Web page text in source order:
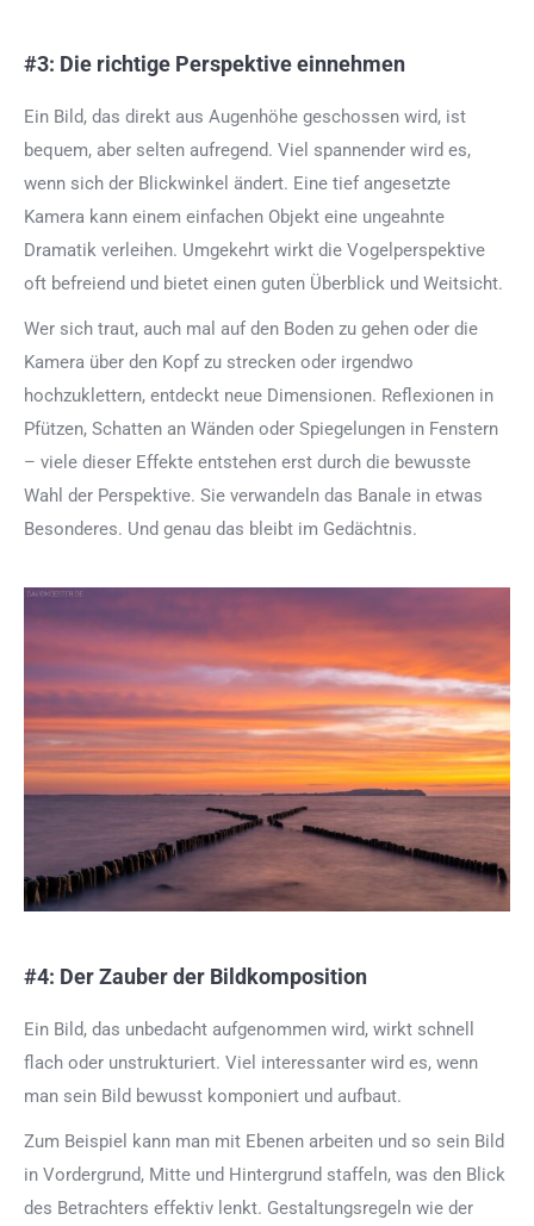
#3: Die richtige Perspektive einnehmen
Ein Bild, das direkt aus Augenhöhe geschossen wird, ist
bequem, aber selten aufregend. Viel spannender wird es,
wenn sich der Blickwinkel ändert. Eine tief angesetzte
Kamera kann einem einfachen Objekt eine ungeahnte
Dramatik verleihen. Umgekehrt wirkt die Vogelperspektive
oft befreiend und bietet einen guten Überblick und Weitsicht.
Wer sich traut, auch mal auf den Boden zu gehen oder die
Kamera über den Kopf zu strecken oder irgendwo
hochzuklettern, entdeckt neue Dimensionen. Reflexionen in
Pfützen, Schatten an Wänden oder Spiegelungen in Fenstern
– viele dieser Effekte entstehen erst durch die bewusste
Wahl der Perspektive. Sie verwandeln das Banale in etwas
Besonderes. Und genau das bleibt im Gedächtnis.
#4: Der Zauber der Bildkomposition
Ein Bild, das unbedacht aufgenommen wird, wirkt schnell
flach oder unstrukturiert. Viel interessanter wird es, wenn
man sein Bild bewusst komponiert und aufbaut.
Zum Beispiel kann man mit Ebenen arbeiten und so sein Bild
in Vordergrund, Mitte und Hintergrund staffeln, was den Blick
des Betrachters effektiv lenkt. Gestaltungsregeln wie der